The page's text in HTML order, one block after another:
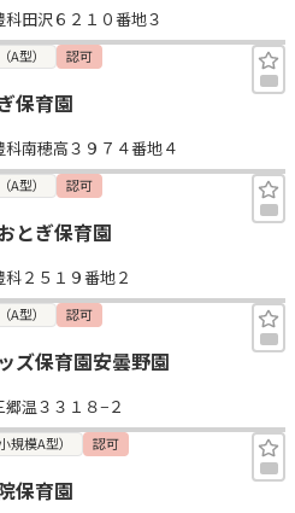
田沢６２１０番地３
型） 認可
保育園
南穂高３９７４番地４
型） 認可
とぎ保育園
２５１９番地２
型） 認可
ズ保育園安曇野園
温３３１８−２
規模A型） 認可
保育園